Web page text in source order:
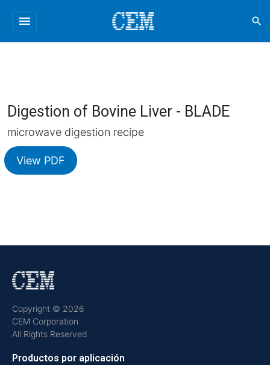
menu search
Digestion of Bovine Liver - BLADE
microwave digestion recipe
View PDF
Copyright © 2026
CEM Corporation
All Rights Reserved
Productos por aplicación